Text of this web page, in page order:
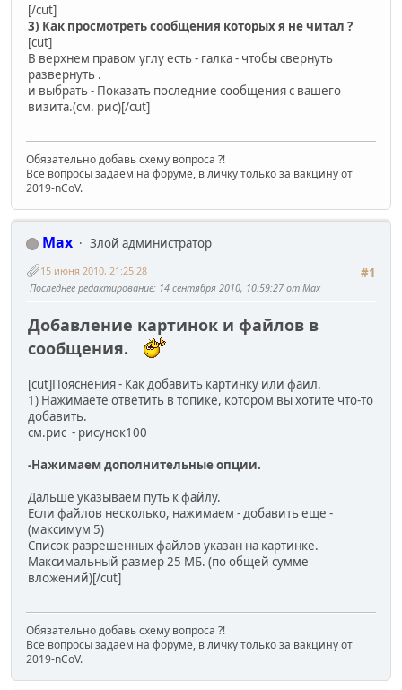
[/cut]
3) Как просмотреть сообщения которых я не читал ?
[cut]
В верхнем правом углу есть - галка - чтобы свернуть
развернуть .
и выбрать - Показать последние сообщения с вашего
визита.(см. рис)[/cut]
Обязательно добавь схему вопроса ?!
Все вопросы задаем на форуме, в личку только за вакцину от
2019-nCoV.
Max
Злой администратор
#1
15 июня 2010, 21:25:28
Последнее редактирование: 14 сентября 2010, 10:59:27 от Max
Добавление картинок и файлов в
сообщения.
[cut]Пояснения - Как добавить картинку или фаил.
1) Нажимаете ответить в топике, котором вы хотите что-то
добавить.
см.рис - рисунок100
-Нажимаем дополнительные опции.
Дальше указываем путь к файлу.
Если файлов несколько, нажимаем - добавить еще -
(максимум 5)
Список разрешенных файлов указан на картинке.
Максимальный размер 25 МБ. (по общей сумме
вложений)[/cut]
Обязательно добавь схему вопроса ?!
Все вопросы задаем на форуме, в личку только за вакцину от
2019-nCoV.